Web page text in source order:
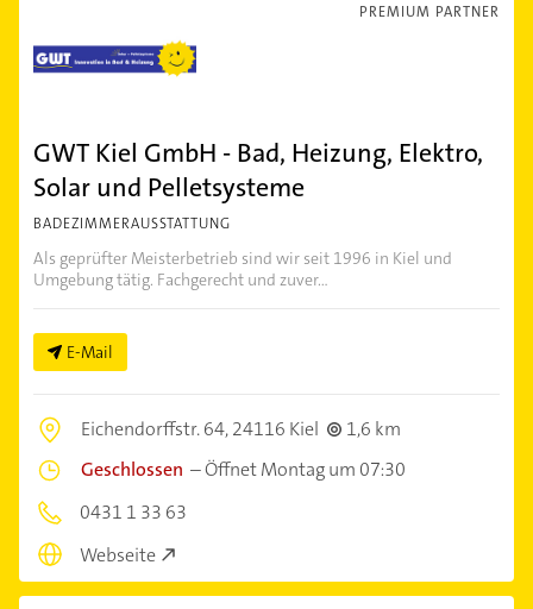
PREMIUM PARTNER
GWT Kiel GmbH - Bad, Heizung, Elektro,
Solar und Pelletsysteme
BADEZIMMERAUSSTATTUNG
Als geprüfter Meisterbetrieb sind wir seit 1996 in Kiel und
Umgebung tätig. Fachgerecht und zuver...
E-Mail
Eichendorffstr. 64,24116 Kiel
1,6 km
Geschlossen –Öffnet Montag um 07:30
0431 1 33 63
Webseite